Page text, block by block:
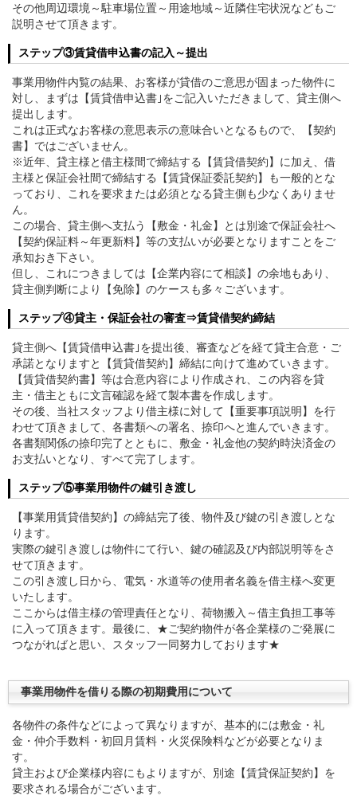
その他周辺環境～駐車場位置～用途地域～近隣住宅状況などもご
説明させて頂きます。
ステップ③賃貸借申込書の記入～提出
事業用物件内覧の結果、お客様が貸借のご意思が固まった物件に
対し、まずは【賃貸借申込書｣をご記入いただきまして、貸主側へ
提出します。
これは正式なお客様の意思表示の意味合いとなるもので、【契約
書】ではございません。
※近年、貸主様と借主様間で締結する【賃貸借契約】に加え、借
主様と保証会社間で締結する【賃貸保証委託契約】も一般的とな
っており、これを要求または必須となる貸主側も少なくありませ
ん。
この場合、貸主側へ支払う【敷金・礼金】とは別途で保証会社へ
【契約保証料～年更新料】等の支払いが必要となりますことをご
承知おき下さい。
但し、これにつきましては【企業内容にて相談】の余地もあり、
貸主側判断により【免除】のケースも多々ございます。
ステップ④貸主・保証会社の審査⇒賃貸借契約締結
貸主側へ【賃貸借申込書｣を提出後、審査などを経て貸主合意・ご
承諾となりますと【賃貸借契約】締結に向けて進めていきます。
【賃貸借契約書】等は合意内容により作成され、この内容を貸
主・借主ともに文言確認を経て製本書を作成します。
その後、当社スタッフより借主様に対して【重要事項説明】を行
わせて頂きまして、各書類への署名、捺印へと進んでいきます。
各書類関係の捺印完了とともに、敷金・礼金他の契約時決済金の
お支払いとなり、すべて完了します。
ステップ⑤事業用物件の鍵引き渡し
【事業用賃貸借契約】の締結完了後、物件及び鍵の引き渡しとな
ります。
実際の鍵引き渡しは物件にて行い、鍵の確認及び内部説明等をさ
せて頂きます。
この引き渡し日から、電気・水道等の使用者名義を借主様へ変更
いたします。
ここからは借主様の管理責任となり、荷物搬入～借主負担工事等
に入って頂きます。最後に、★ご契約物件が各企業様のご発展に
つながればと思い、スタッフ一同努力しております★
事業用物件を借りる際の初期費用について
各物件の条件などによって異なりますが、基本的には敷金・礼
金・仲介手数料・初回月賃料・火災保険料などが必要となりま
す。
貸主および企業様内容にもよりますが、別途【賃貸保証契約】を
要求される場合がございます。